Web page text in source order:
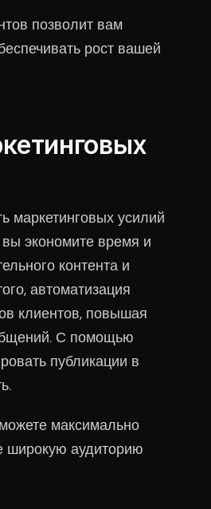
позволит вам
рост вашей
маркетинговых усилий
экономите время и
контента и
автоматизация
клиентов, повышая
С помощью
публикации в
максимально
широкую аудиторию